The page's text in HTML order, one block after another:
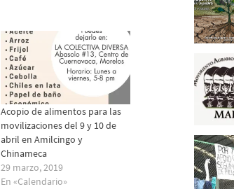
Acopio de alimentos para las
movilizaciones del 9 y 10 de
abril en Amilcingo y
Chinameca
29 marzo, 2019
En «Calendario»